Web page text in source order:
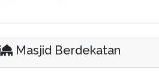
Masjid Berdekatan